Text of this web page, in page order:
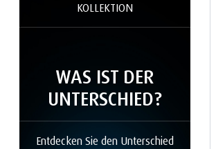
KOLLEKTION
WAS IST DER
UNTERSCHIED?
Entdecken Sie den Unterschied